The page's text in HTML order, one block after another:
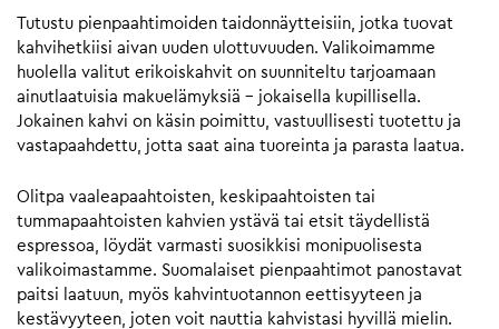
Tutustu pienpaahtimoiden taidonnäytteisiin, jotka tuovat
kahvihetkiisi aivan uuden ulottuvuuden. Valikoimamme
huolella valitut erikoiskahvit on suunniteltu tarjoamaan
ainutlaatuisia makuelämyksiä – jokaisella kupillisella.
Jokainen kahvi on käsin poimittu, vastuullisesti tuotettu ja
vastapaahdettu, jotta saat aina tuoreinta ja parasta laatua.
Olitpa vaaleapaahtoisten, keskipaahtoisten tai
tummapaahtoisten kahvien ystävä tai etsit täydellistä
espressoa, löydät varmasti suosikkisi monipuolisesta
valikoimastamme. Suomalaiset pienpaahtimot panostavat
paitsi laatuun, myös kahvintuotannon eettisyyteen ja
kestävyyteen, joten voit nauttia kahvistasi hyvillä mielin.